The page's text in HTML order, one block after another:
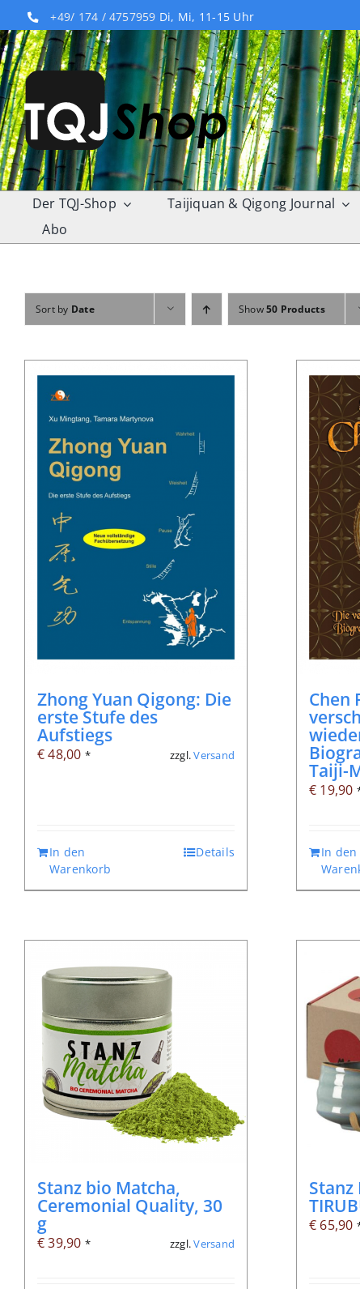
to
content
+49/ 174 / 4757959 Di, Mi, 11-15 Uhr
Der TQJ-Shop Taijiquan & Qigong Journal
Abo
Sort by Date Show50 Products
Zhong Yuan Qigong: Die
erste Stufe des
Aufstiegs
€48,00 * zzgl.Versand
In den
Warenkorb
Details
Chen
Taiji-
€ 19,90
In den
Stanz bio Matcha,
Ceremonial Quality, 30
g
€39,90 * zzgl.Versand
Stanz
€ 65,90